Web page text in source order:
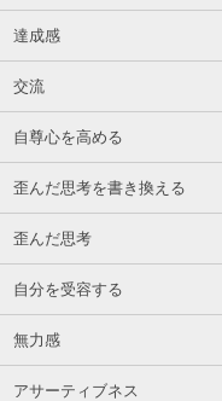
達成感
交流
自尊心を高める
歪んだ思考を書き換える
歪んだ思考
自分を受容する
無力感
アサーティブネス